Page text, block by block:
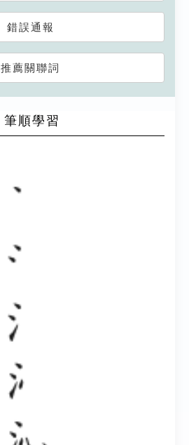
錯誤通報
推薦關聯詞
筆順學習